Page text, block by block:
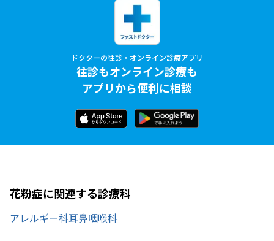
ドクターの往診・オンライン診療アプリ
往診もオンライン診療も
アプリから便利に相談
花粉症に関連する診療科
アレルギー科耳鼻咽喉科